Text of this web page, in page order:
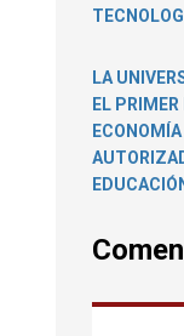
LA
EL